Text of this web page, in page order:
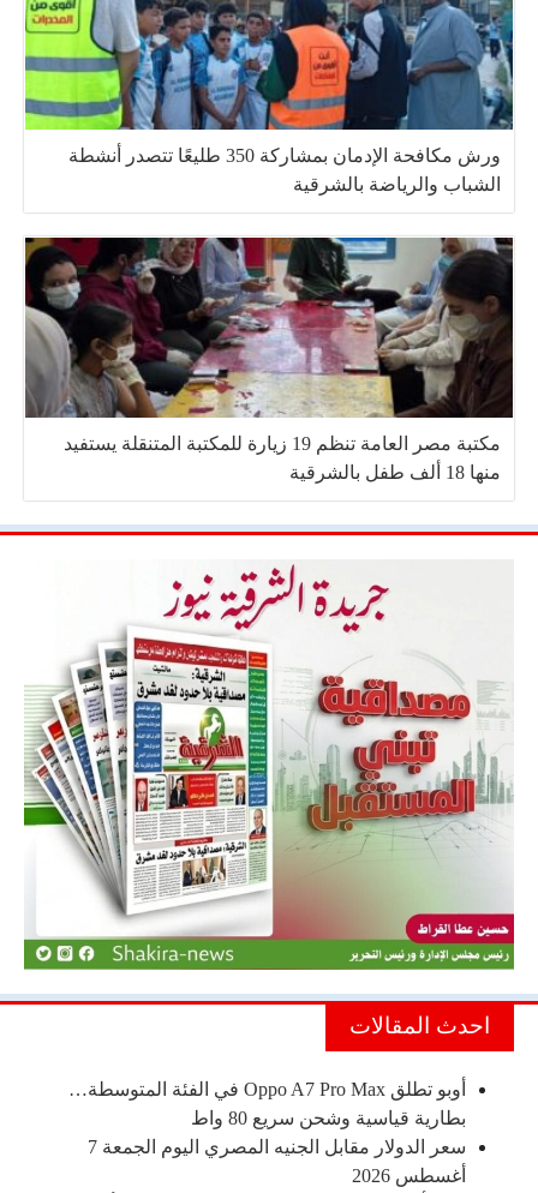
ورش مكافحة الإدمان بمشاركة 350 طليعًا تتصدر أنشطة
الشباب والرياضة بالشرقية
مكتبة مصر العامة تنظم 19 زيارة للمكتبة المتنقلة يستفيد
منها 18 ألف طفل بالشرقية
احدث المقالات
أوبو تطلق Oppo A7 Pro Max في الفئة المتوسطة…
بطارية قياسية وشحن سريع 80 واط
سعر الدولار مقابل الجنيه المصري اليوم الجمعة 7
أغسطس 2026